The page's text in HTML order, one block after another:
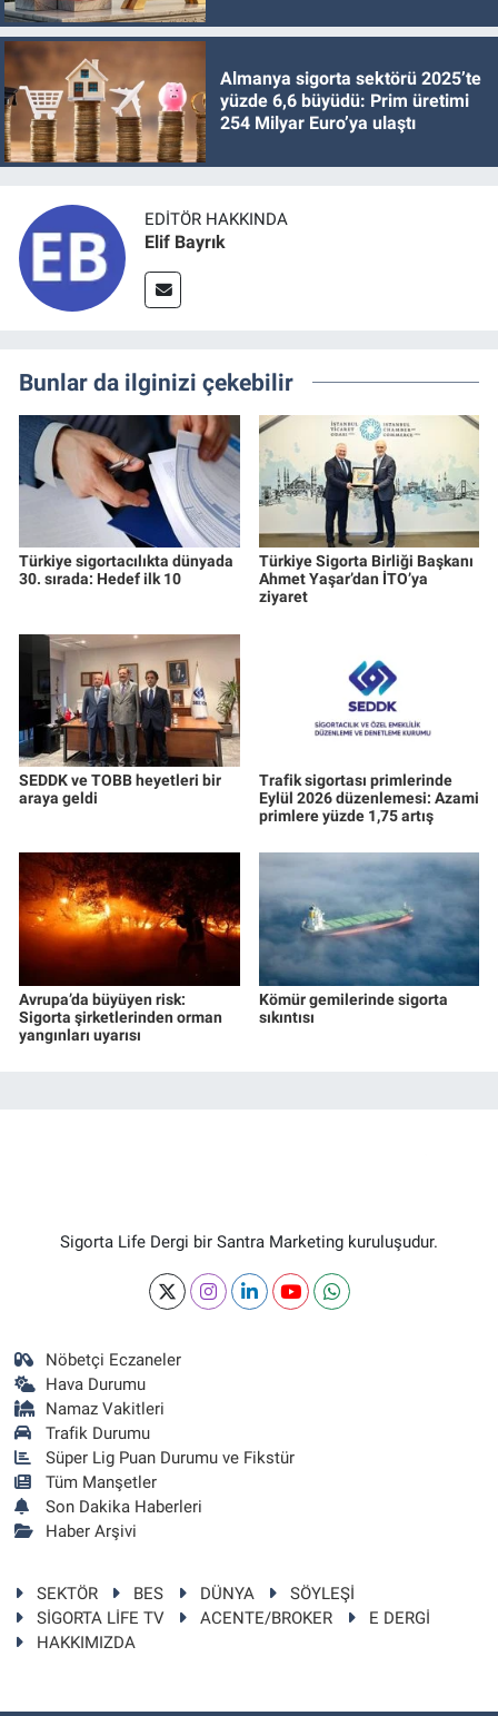
Almanya sigorta sektörü 2025’te
yüzde 6,6 büyüdü: Prim üretimi
254 Milyar Euro’ya ulaştı
EDITÖR HAKKINDA
Elif Bayrık
Bunlar da ilginizi çekebilir
Türkiye sigortacılıkta dünyada
30. sırada: Hedef ilk 10
Türkiye Sigorta Birliği Başkanı
Ahmet Yaşar’dan İTO’ya
ziyaret
SEDDK ve TOBB heyetleri bir
araya geldi
Trafik sigortası primlerinde
Eylül 2026 düzenlemesi: Azami
primlere yüzde 1,75 artış
Avrupa’da büyüyen risk:
Sigorta şirketlerinden orman
yangınları uyarısı
Kömür gemilerinde sigorta
sıkıntısı
Sigorta Life Dergi bir Santra Marketing kuruluşudur.
Nöbetçi Eczaneler
Hava Durumu
Namaz Vakitleri
Trafik Durumu
Süper Lig Puan Durumu ve Fikstür
Tüm Manşetler
Son Dakika Haberleri
Haber Arşivi
SEKTÖR BES DÜNYA
SÖYLEŞİ
SİGORTA LİFE TV
ACENTE/BROKER
E DERGİ
HAKKIMIZDA